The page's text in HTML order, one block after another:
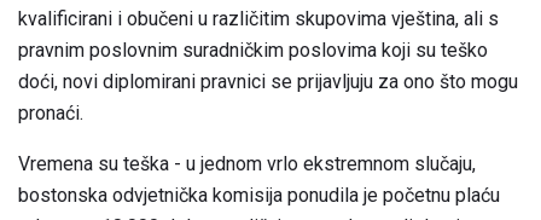
kvalificirani i obučeni u različitim skupovima vještina, ali s
pravnim poslovnim suradničkim poslovima koji su teško
doći, novi diplomirani pravnici se prijavljuju za ono što mogu
pronaći.
Vremena su teška - u jednom vrlo ekstremnom slučaju,
bostonska odvjetnička komisija ponudila je početnu plaću